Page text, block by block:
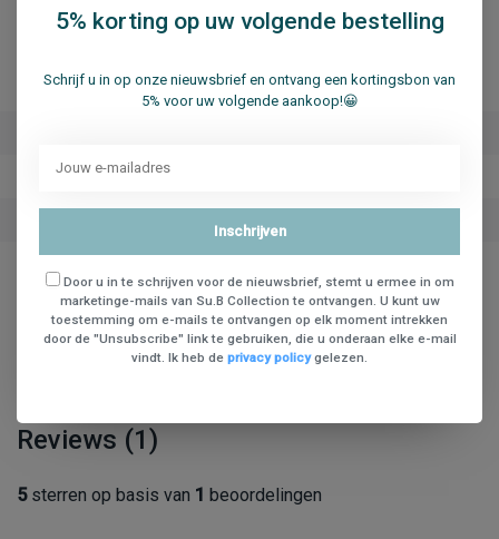
Artikelnummer
Delen
Reviews (1)
5sterren op basis van 1 beoordelingen
5% korting op uw volgende bestelling
Schrijf u in op onze nieuwsbrief en ontvang een kortingsbon van
5% voor uw volgende aankoop!😀
Inschrijven
Door u in te schrijven voor de nieuwsbrief, stemt u ermee in om
marketinge-mails van Su.B Collection te ontvangen. U kunt uw
toestemming om e-mails te ontvangen op elk moment intrekken
door de "Unsubscribe" link te gebruiken, die u onderaan elke e-mail
vindt. Ik heb de privacy policygelezen.